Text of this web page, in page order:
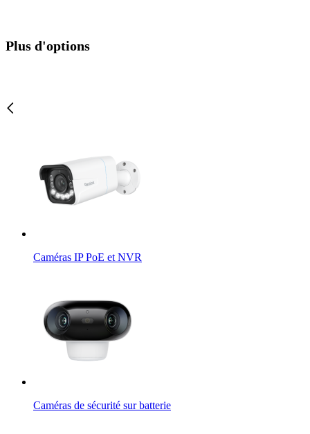
Plus d'options
Caméras IP PoE et NVR
Caméras de sécurité sur batterie